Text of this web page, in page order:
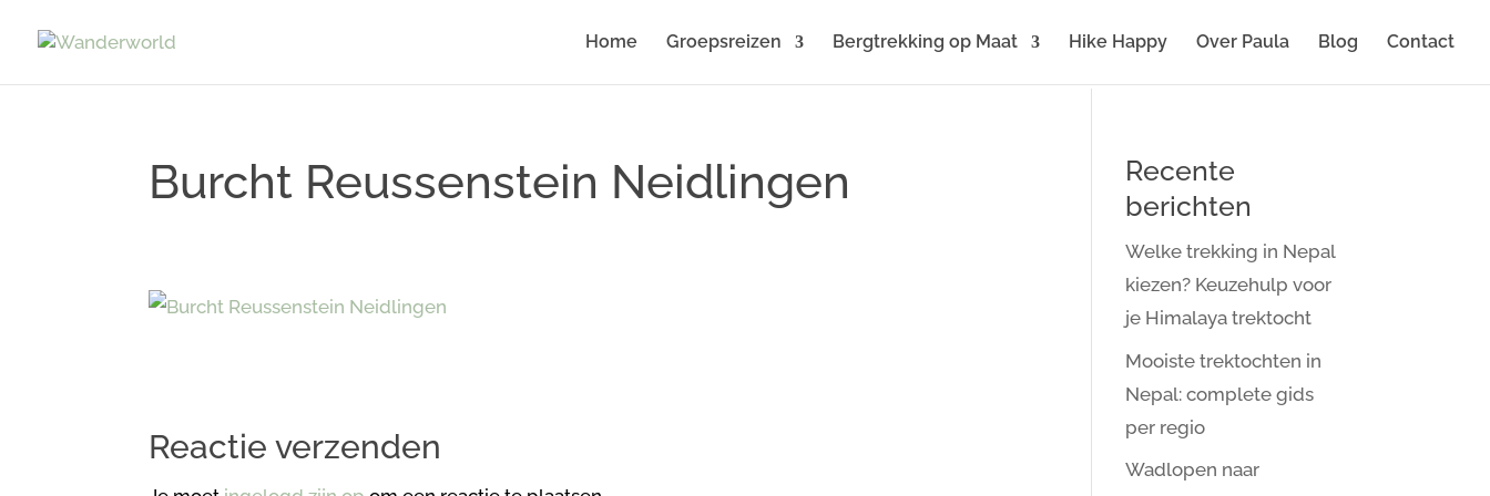
Home Groepsreizen Bergtrekking op Maat Hike Happy Over Paula Blog Contact
Burcht Reussenstein Neidlingen
Reactie verzenden
Recente
berichten
Welke trekking in Nepal
kiezen? Keuzehulp voor
je Himalaya trektocht
Mooiste trektochten in
Nepal: complete gids
per regio
Wadlopen naar